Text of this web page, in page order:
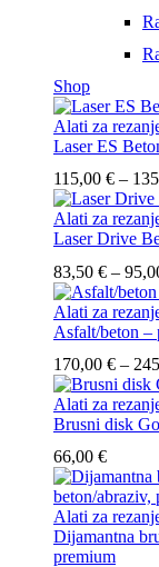
Shop
Alati za
Laser ES
115,00 € –
Alati za
Laser Drive
83,50 € –
Alati za
Asfalt/beton –
170,00 € –
Alati za
Brusni disk
66,00 €
Alati za
Dijamantna
premium